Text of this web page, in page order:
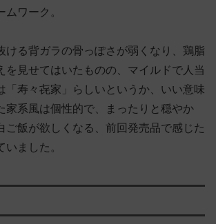
ワーク。
ける背ガラの骨っぽさが弱くなり、鶏脂
を見せてはいたものの、マイルドで人当
「寿々㐂家」らしいというか、いい意味
家系風は個性的で、まったりと穏やか
ご飯が欲しくなる、前回発売品で感じた
ました。